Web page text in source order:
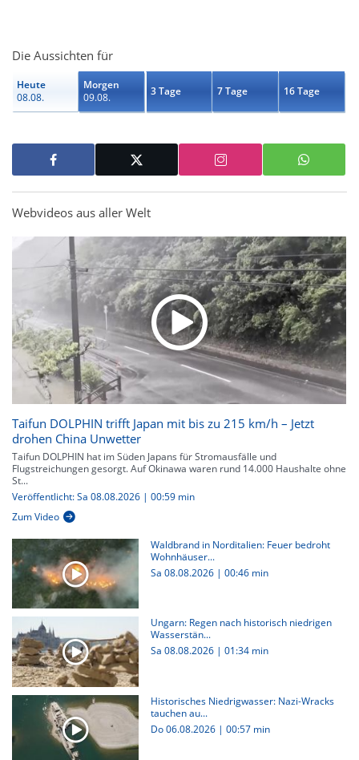
Die Aussichten für
Heute
08.08.
Morgen
09.08.
3 Tage 7 Tage 16 Tage
Webvideos aus aller Welt
Taifun DOLPHIN trifft Japan mit bis zu 215 km/h – Jetzt
drohen China Unwetter
Taifun DOLPHIN hat im Süden Japans für Stromausfälle und
Flugstreichungen gesorgt. Auf Okinawa waren rund 14.000 Haushalte ohne
St...
Veröffentlicht: Sa 08.08.2026 | 00:59 min
Zum Video
Waldbrand in Norditalien: Feuer bedroht
Wohnhäuser...
Sa 08.08.2026 | 00:46 min
Ungarn: Regen nach historisch niedrigen
Wasserstän...
Sa 08.08.2026 | 01:34 min
Historisches Niedrigwasser: Nazi-Wracks
tauchen au...
Do 06.08.2026 | 00:57 min